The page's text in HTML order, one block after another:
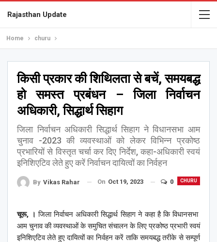
Rajasthan Update
Home churu
किसी प्रकार की शिथिलता से बचें, समयबद्ध
हो समस्त प्रबंधन – जिला निर्वाचन
अधिकारी, सिद्धार्थ सिहाग
जिला निर्वाचन अधिकारी सिद्धार्थ सिहाग ने विधानसभा आम
चुनाव -2023 की व्यवस्थाओं को लेकर विभिन्न प्रकोष्ठ
प्रभारियों से विस्तृत चर्चा कर दिए निर्देश, कहा-अधिकारी स्वयं
इनिशिएटिव लेते हुए करें निर्वाचन दायित्वों का निर्वहन
CHURU
By Vikas Rahar On Oct 19, 2023 0
चूरू, । जिला निर्वाचन अधिकारी सिद्धार्थ सिहाग ने कहा है कि विधानसभा
आम चुनाव की व्यवस्थाओं के समुचित संचालन के लिए प्रकोष्ठ प्रभारी स्वयं
इनिशिएटिव लेते हुए दायित्वों का निर्वहन करें ताकि समयबद्ध तरीके से सम्पूर्ण